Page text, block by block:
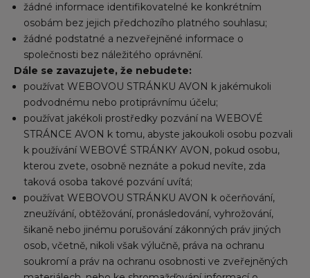
žádné informace identifikovatelné ke konkrétním
osobám bez jejich předchozího platného souhlasu;
žádné podstatné a nezveřejněné informace o
společnosti bez náležitého oprávnění.
Dále se zavazujete, že nebudete:
používat WEBOVOU STRÁNKU AVON k jakémukoli
podvodnému nebo protiprávnímu účelu;
používat jakékoli prostředky pozvání na WEBOVÉ
STRÁNCE AVON k tomu, abyste jakoukoli osobu pozvali
k používání WEBOVÉ STRÁNKY AVON, pokud osobu,
kterou zvete, osobně neznáte a pokud nevíte, zda
taková osoba takové pozvání uvítá;
používat WEBOVOU STRÁNKU AVON k očerňování,
zneužívání, obtěžování, pronásledování, vyhrožování,
šikaně nebo jinému porušování zákonných práv jiných
osob, včetně, nikoli však výlučně, práva na ochranu
soukromí a práv na ochranu osobnosti ve zveřejněných